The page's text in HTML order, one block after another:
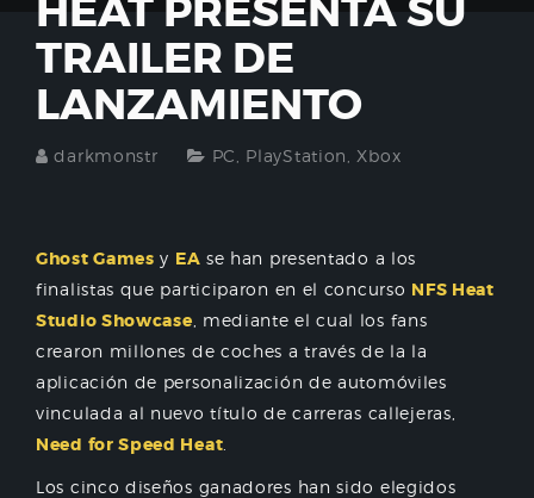
HEAT PRESENTA SU
TRAILER DE
LANZAMIENTO
darkmonstr PC PlayStation Xbox
Ghost Games y EA se han presentado a los
finalistas que participaron en el concurso NFS Heat
Studio Showcase , mediante el cual los fans
crearon millones de coches a través de la la
aplicación de personalización de automóviles
vinculada al nuevo título de carreras callejeras,
Need for Speed Heat
Los cinco diseños ganadores han sido elegidos